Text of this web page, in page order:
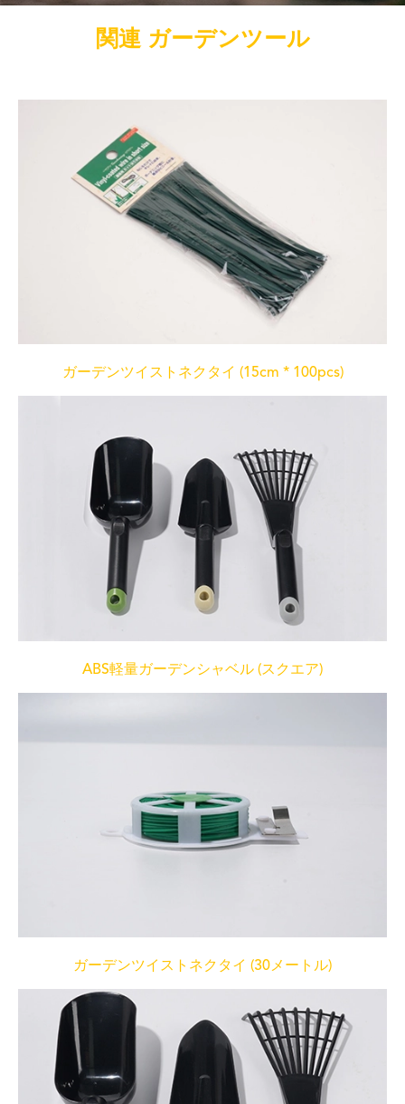
関連 ガーデンツール
ガーデンツイストネクタイ (15cm * 100pcs)
ABS軽量ガーデンシャベル (スクエア)
ガーデンツイストネクタイ (30メートル)